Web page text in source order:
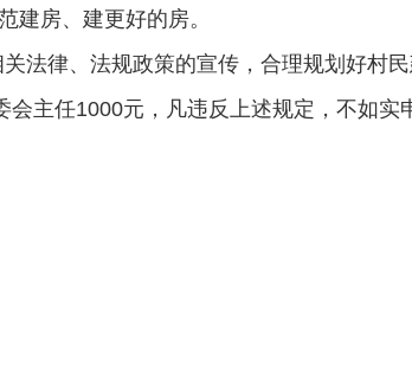
建房、建更好的房。
法律、法规政策的宣传，合理规划好村
主任1000元，凡违反上述规定，不如实